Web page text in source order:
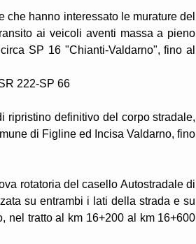
hanno interessato le murature del
ai veicoli aventi massa a pieno
SP 16 "Chianti-Valdarno", fino al
222-SP 66
definitivo del corpo stradale,
di Figline ed Incisa Valdarno, fino
rotatoria del casello Autostradale di
su entrambi i lati della strada e su
nel tratto al km 16+200 al km 16+600